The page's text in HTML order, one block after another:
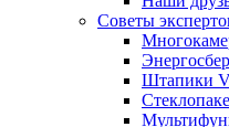
Советы
Штапики